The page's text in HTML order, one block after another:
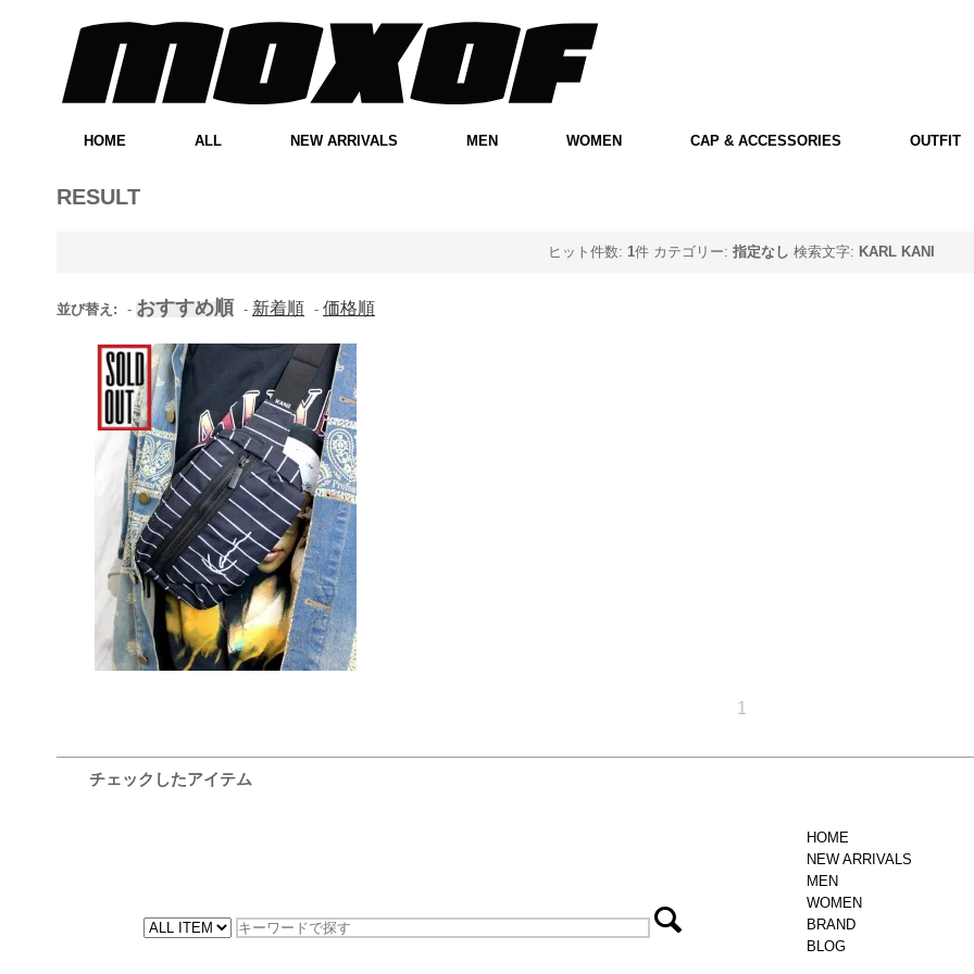
HOME ALL NEW ARRIVALS MEN WOMEN CAP & ACCESSORIES OUTFIT
RESULT
ヒット件数: 1件 カテゴリー: 指定なし 検索文字: KARL KANI
並び替え: - おすすめ順 - 新着順 - 価格順
Karl Kani Belt Bag
5,830円(税込)
1
チェックしたアイテム
HOME
NEW ARRIVALS
MEN
WOMEN
BRAND
BLOG